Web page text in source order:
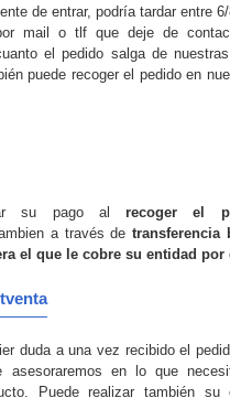
de entrar, podría tardar entre
mail o tlf que deje de
el pedido salga de
puede recoger el pedido en
su pago alrecoger el
a través de transferencia
el que le cobre su entidad por
duda a una vez recibido el
asesoraremos en lo que
Puede realizar también